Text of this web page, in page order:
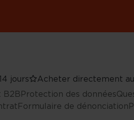
jours
Acheter directement
B2BProtection des données
Formulaire de dénonciation